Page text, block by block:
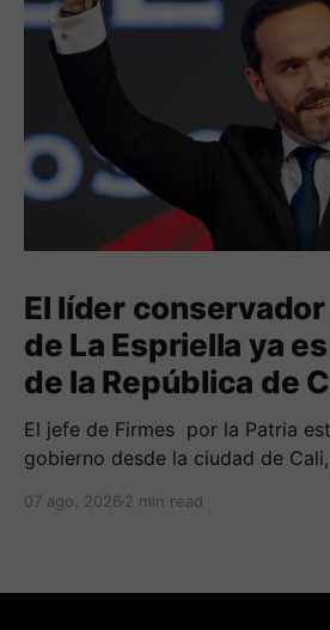
El líder
de La Espriella ya
de la República de
El jefe de Firmes por la Patria
gobierno desde la ciudad de
gobiernos conservadores.
07 ago. 2026 2 min read